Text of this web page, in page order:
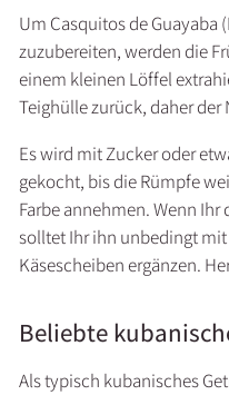
Um Casquitos de Guayaba
zuzubereiten, werden die
einem kleinen Löffel
Teighülle zurück, daher der
Es wird mit Zucker oder
gekocht, bis die Rümpfe
Farbe annehmen. Wenn
solltet Ihr ihn unbedingt
Käsescheiben ergänzen.
Beliebte
Als typisch kubanisches